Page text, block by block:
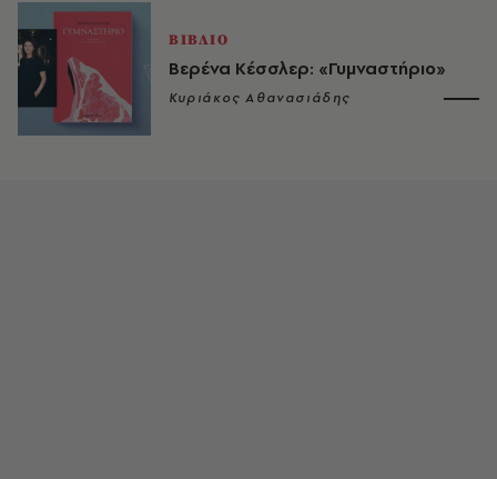
ΒΙΒΛΙΟ
Βερένα Κέσσλερ: «Γυμναστήριο»
Κυριάκος Αθανασιάδης